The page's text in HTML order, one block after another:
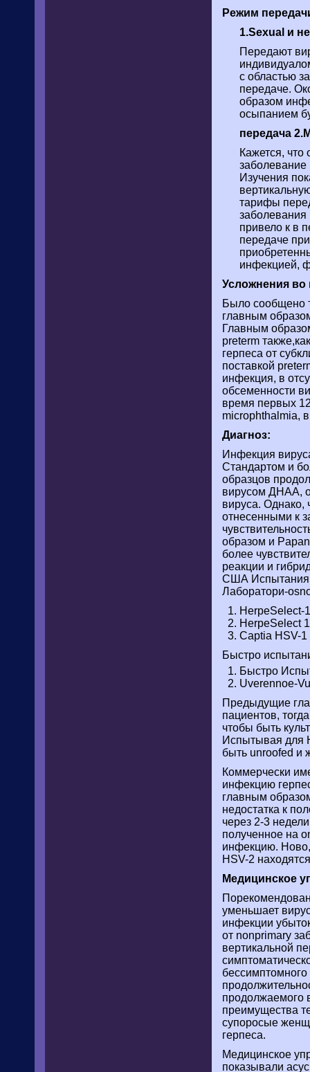
Режим
1.Sexual и
Передают
с областью
передаче.
образом
осыпанием
передача
Кажется,
Изучения
тарифы
привело к в
передаче
инфекцией,
Усложнения во
Было сообщено
главным
Главным
preterm
герпеса от
поставкой
инфекция, в
обсеменности
время первых
microphthalmia,
Диагноз:
Инфекция
Стандартом и
образцов
вирусом ДНАА,
вируса. Однако,
отнесенными к
образом и
более
реакции и
США Испытания
Лаборатори-
HerpeSelect-
HerpeSelect
Captia HSV-1
Быстро
Быстро
Uverennoe-
Предыдущие
пациентов,
чтобы быть
Испытывая для
быть unroofed и
Коммерчески
инфекцию
главным
недостатка к
через 2-3
полученное на
инфекцию.
HSV-2
Медицинское
уменьшает
инфекции
от nonprimary
вертикальной
продолжаемого
преимущества
супоросые
герпеса.
Медицинское
показывали